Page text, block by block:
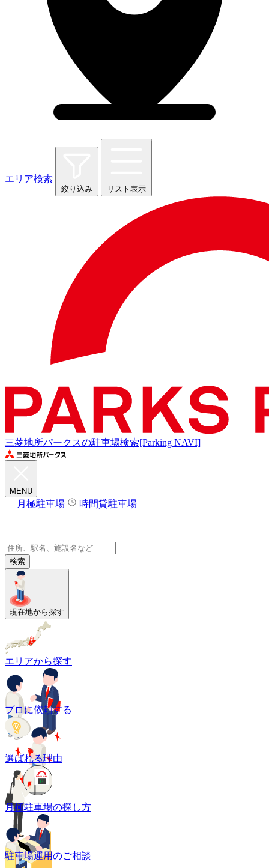
エリア検索
絞り込み リスト表示
三菱地所パークスの駐車場検索[Parking NAVI]
MENU
月極駐車場 時間貸駐車場
検索
現在地から探す
エリアから探す
プロに依頼する
選ばれる理由
月極駐車場の探し方
駐車場運用のご相談